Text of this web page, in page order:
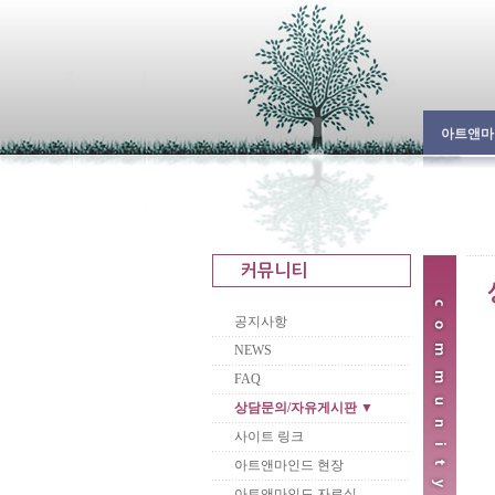
아트앤
공지사항
NEWS
FAQ
상담문의/자유게시판 ▼
사이트 링크
아트앤마인드 현장